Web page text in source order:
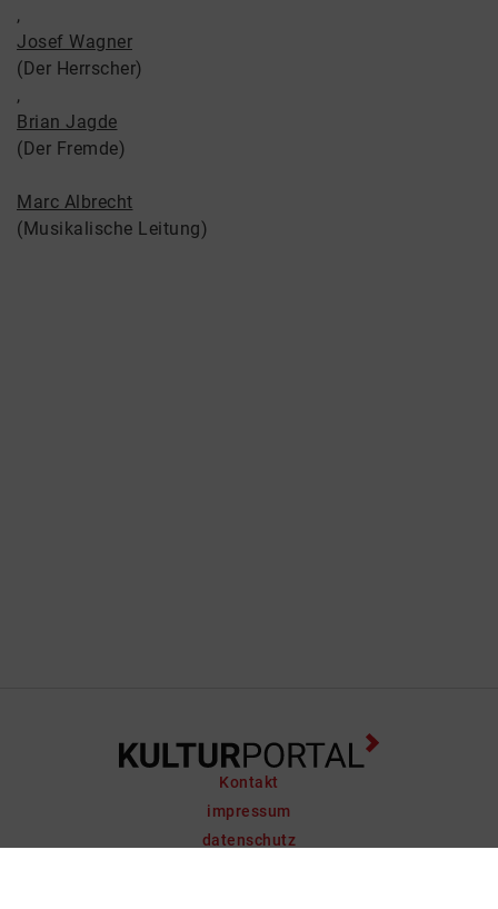
,
Josef Wagner
(Der Herrscher)
,
Brian Jagde
(Der Fremde)
Marc Albrecht
(Musikalische Leitung)
Kontakt
impressum
datenschutz